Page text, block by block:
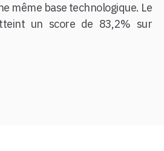
même base technologique. Le
un score de 83,2% sur